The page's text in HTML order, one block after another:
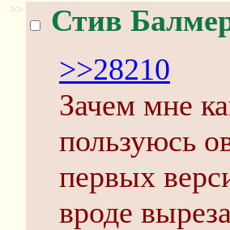
>> Стив
>>28210
Зачем мне
пользуюсь
первых
вроде